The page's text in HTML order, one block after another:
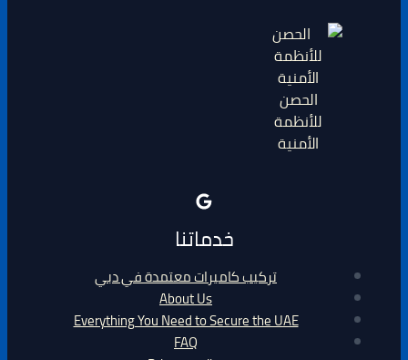
تركيب كاميرات معتمدة في دبي
Everything You Need to Secure the UAE